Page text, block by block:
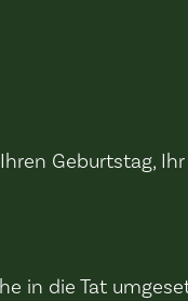
Geburtstag,
in die Tat